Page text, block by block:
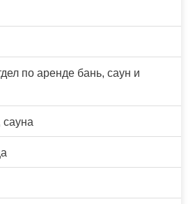
по аренде бань, саун и